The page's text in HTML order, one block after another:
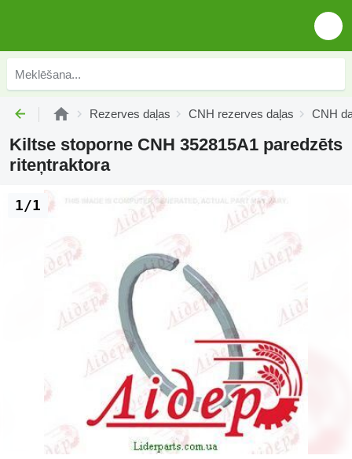
Rezerves daļas CNH rezerves daļas CNH
Kiltse stoporne CNH 352815A1 paredzēts
riteņtraktora
1/1